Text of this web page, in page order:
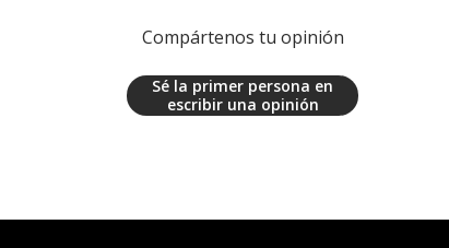
Compártenos tu opinión
Sé la primer persona en
escribir una opinión